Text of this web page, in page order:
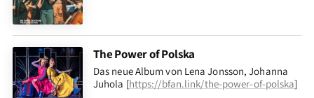
The Power of Polska
Das neue Album von Lena Jonsson, Johanna
Juhola [https://bfan.link/the-power-of-polska]